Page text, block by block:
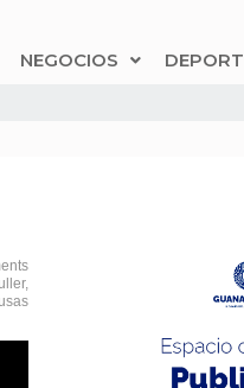
NEGOCIOS
,